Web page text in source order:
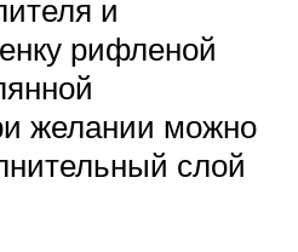
и
рифленой
желании можно
слой